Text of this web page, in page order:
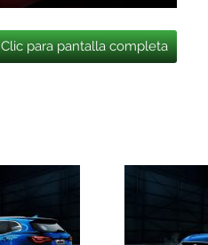
Clic para pantalla completa